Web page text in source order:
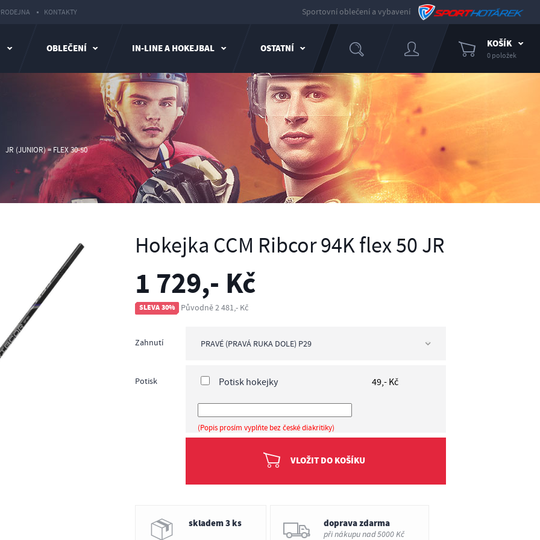
Sportovní oblečení a vybavení
OBLEČENÍ IN-LINE A HOKEJBAL OSTATNÍ
KONTAKTY
KOŠÍK
0 položek
JR (JUNIOR) = FLEX 30-50
Hokejka CCM Ribcor 94K flex 50 JR
1 729,- Kč
SLEVA 30% Původně 2 481,- Kč
Zahnutí PRAVÉ (PRAVÁ RUKA DOLE) P29
Potisk Potisk hokejky 49,- Kč
(Popis prosím vyplňte bez české diakritiky)
VLOŽIT DO KOŠÍKU
skladem 3 ks doprava zdarma
při nákupu nad 5000 Kč